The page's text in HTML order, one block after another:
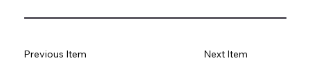
Previous Item Next Item